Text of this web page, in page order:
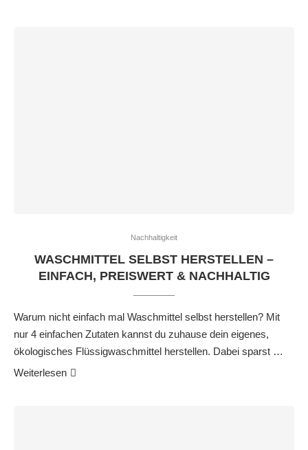
Nachhaltigkeit
WASCHMITTEL SELBST HERSTELLEN –
EINFACH, PREISWERT & NACHHALTIG
Warum nicht einfach mal Waschmittel selbst herstellen? Mit
nur 4 einfachen Zutaten kannst du zuhause dein eigenes,
ökologisches Flüssigwaschmittel herstellen. Dabei sparst …
Weiterlesen